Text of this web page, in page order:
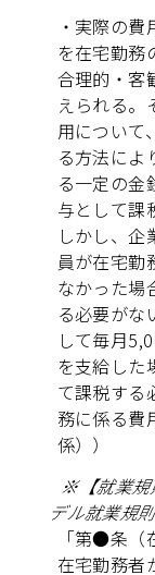
・実際の
を在宅勤務
合理的・客
えられる。
用について
る方法によ
る一定の金
与として課
しかし、
員が在宅勤
なかった場
る必要がな
して毎月
を支給した
て課税する
務に係る費
係））
※【就業規
デル就業規
「第●条（
在宅勤務者